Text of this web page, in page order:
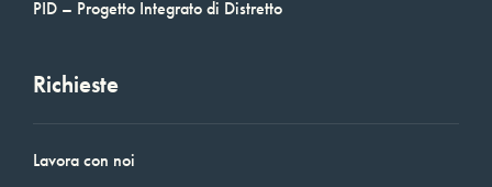
PID – Progetto Integrato di Distretto
Richieste
Lavora con noi